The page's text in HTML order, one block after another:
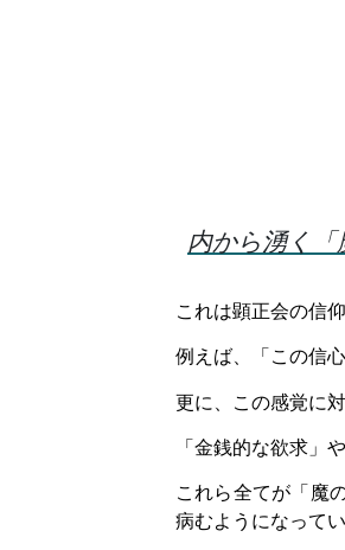
内から湧く「
これは顕正会の信
例えば、「この信
更に、この感覚に
「金銭的な欲求」
これら全てが「魔
病むようになってい